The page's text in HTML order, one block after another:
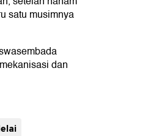
satu musimnya
dan